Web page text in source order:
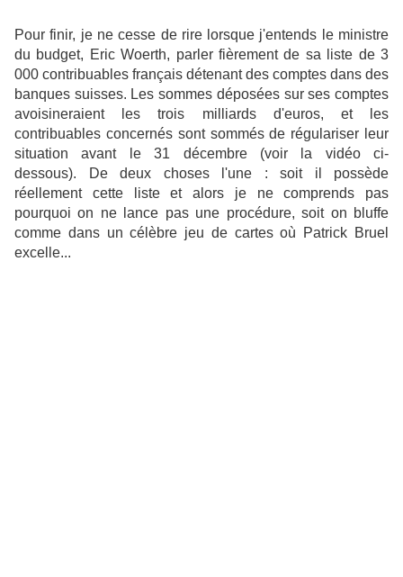
Pour finir, je ne cesse de rire lorsque j'entends le ministre
du budget, Eric Woerth, parler fièrement de sa liste de 3
000 contribuables français détenant des comptes dans des
banques suisses. Les sommes déposées sur ses comptes
avoisineraient les trois milliards d'euros, et les
contribuables concernés sont sommés de régulariser leur
situation avant le 31 décembre (voir la vidéo ci-
dessous). De deux choses l'une : soit il possède
réellement cette liste et alors je ne comprends pas
pourquoi on ne lance pas une procédure, soit on bluffe
comme dans un célèbre jeu de cartes où Patrick Bruel
excelle...